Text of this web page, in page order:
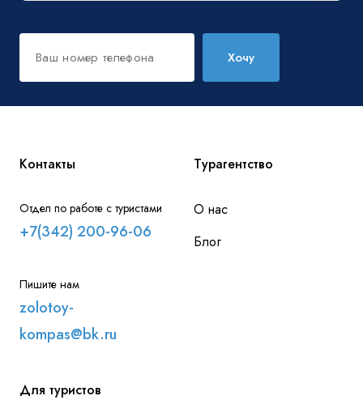
Хочу
Контакты
Отдел по работе с туристами
+7(342) 200-96-06
Пишите нам
zolotoy-
kompas@bk.ru
Турагентство
О нас
Блог
Для туристов